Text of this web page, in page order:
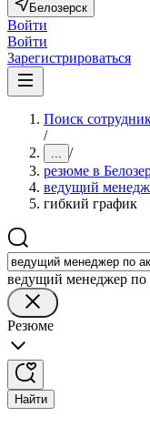
Белозерск
Войти
Войти
Зарегистрироваться
Поиск
/
... /
резюме в
ведущий
гибкий график
ведущий менеджер
Резюме
Найти